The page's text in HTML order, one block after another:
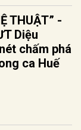
THUẬT” -
Diệu
chấm phá
ca Huế